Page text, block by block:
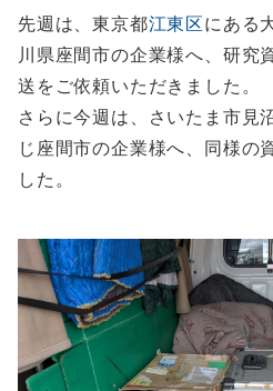
先週は、東京都江東区にある
川県座間市の企業様へ、研究
送をご依頼いただきました。
さらに今週は、さいたま市見
じ座間市の企業様へ、同様の
した。